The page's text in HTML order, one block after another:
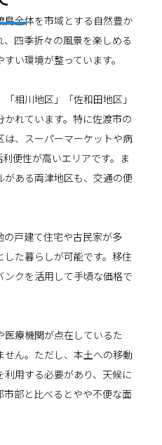
全体を市域とする自然豊か
四季折々の風景を楽しめる
い環境が整っています。
相川地区」「佐和田地区」
かれています。特に佐渡市の
、スーパーマーケットや病
便性が高いエリアです。ま
ある両津地区も、交通の便
戸建て住宅や古民家が多
た暮らしが可能です。移住
クを活用して手頃な価格で
療機関が点在しているた
ん。ただし、本土への移動
用する必要があり、天候に
部と比べるとやや不便な面